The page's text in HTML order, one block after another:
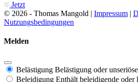
Jetzt
© 2026 - Thomas Mangold | Impressum |
Nutzungsbedingungen
Melden
Belästigung Belästigung oder
Beleidigung Enthält beleidigende oder